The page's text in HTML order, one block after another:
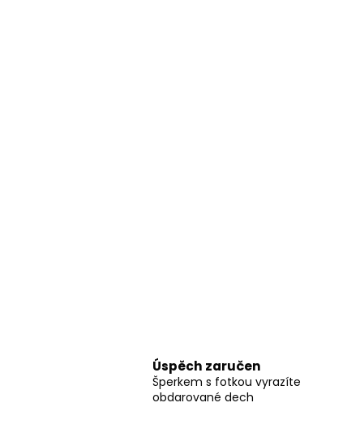
Úspěch zaručen
Šperkem s fotkou vyrazíte
obdarované dech